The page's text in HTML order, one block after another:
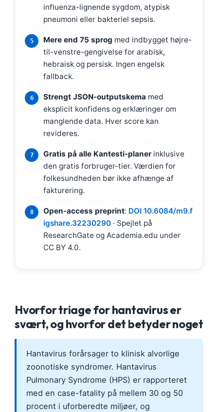
influenza-lignende sygdom, atypisk
pneumoni eller bakteriel sepsis.
Mere end 75 sprog med indbygget højre-
til-venstre-gengivelse for arabisk,
hebraisk og persisk. Ingen engelsk
fallback.
Strengt JSON-outputskema med
eksplicit konfidens og erklæringer om
manglende data. Hver score kan
revideres.
Gratis på alle Kantesti-planer inklusive
den gratis forbruger-tier. Værdien for
folkesundheden bør ikke afhænge af
fakturering.
Open-access preprint: DOI 10.6084/m9.f
igshare.32230290 · Spejlet på
ResearchGate og Academia.edu under
CC BY 4.0.
Hvorfor triage for hantavirus er
svært, og hvorfor det betyder noget
Hantavirus forårsager to klinisk alvorlige
zoonotiske syndromer. Hantavirus
Pulmonary Syndrome (HPS) er rapporteret
med en case-fatality på mellem 30 og 50
procent i uforberedte miljøer, og